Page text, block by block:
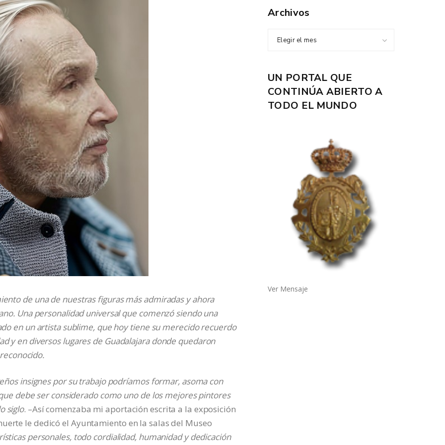
de una de nuestras figuras más admiradas y ahora
Una personalidad universal que comenzó siendo una
en un artista sublime, que hoy tiene su merecido recuerdo
y en diversos lugares de Guadalajara donde quedaron
insignes por su trabajo podríamos formar, asoma con
debe ser considerado como uno de los mejores pintores
siglo. –Así comenzaba mi aportación escrita a la exposición
le dedicó el Ayuntamiento en la salas del Museo
personales, todo cordialidad, humanidad y dedicación
Archivos
Elegir el mes
UN PORTAL QUE
CONTINÚA ABIERTO A
TODO EL MUNDO
Ver Mensaje